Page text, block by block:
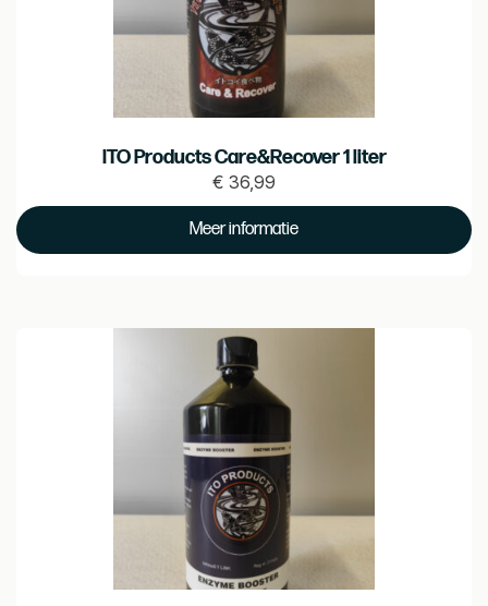
ITO Products Care&Recover 1 liter
€ 36,99
Prijs
€ 36.99
Meer informatie